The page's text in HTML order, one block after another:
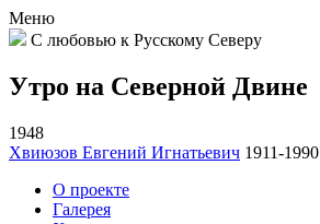
Меню
С любовью к Русскому Северу
Утро на Северной Двине
1948
Хвиюзов Евгений Игнатьевич 1911-1990
О проекте
Галерея